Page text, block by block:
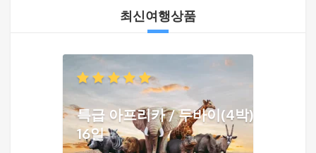
최신여행상품
특급 아프리카 / 두바이(4박)
16일